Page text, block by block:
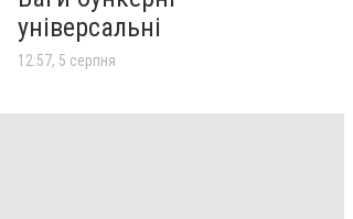
універсальні
12:57, 5 серпня